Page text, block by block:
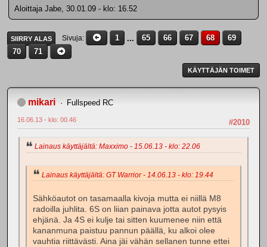
Aloittaja Jabe, 30.01.09 - klo: 16.52
SIIRRY ALAS Sivuja 1 ... 65 66 67 68
69
70
71
KÄYTTÄJÄN TOIMET
mikari Fullspeed RC
#2010
16.06.13 - klo: 00.46
Lainaus käyttäjältä: Maxximo - 15.06.13 - klo: 22.06
Lainaus käyttäjältä: GT Warrior - 14.06.13 - klo: 19.44
Sähköautot on tasamaalla kivoja mutta ei niillä M8
radoilla juhlita. 6S on liian painava jotta autot pysyis
ehjänä. Ja 4S ei kulje tai sitten kuumenee niin että
kananmuna paistuu pannun päällä, ku alkoi olee
vauhtia riittävästi. Aina jäi vähän sellanen tunne ettei